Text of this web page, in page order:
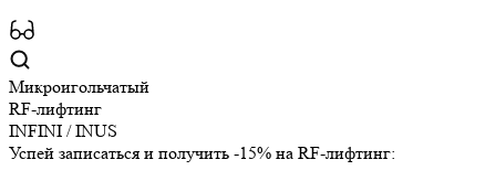
Микроигольчатый
RF-лифтинг
INFINI / INUS
Успей записаться и получить -15% на RF-лифтинг: